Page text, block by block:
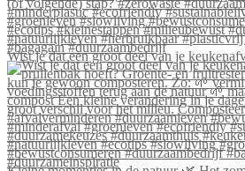
Wist je dat een groot deel van je